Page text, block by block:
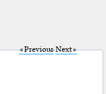
Previous Next